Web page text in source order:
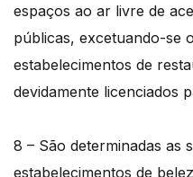
espaços ao ar livre de
públicas, excetuando-se
estabelecimentos de
devidamente licenciados
8 – São determinadas as
estabelecimentos de